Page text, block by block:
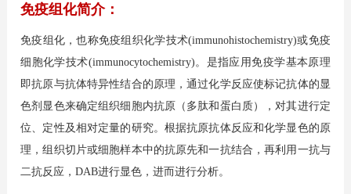
免疫组化简介：
免疫组化，也称免疫组织化学技术(immunohistochemistry)或免疫
细胞化学技术(immunocytochemistry)。是指应用免疫学基本原理
即抗原与抗体特异性结合的原理，通过化学反应使标记抗体的显
色剂显色来确定组织细胞内抗原（多肽和蛋白质），对其进行定
位、定性及相对定量的研究。根据抗原抗体反应和化学显色的原
理，组织切片或细胞样本中的抗原先和一抗结合，再利用一抗与
二抗反应，DAB进行显色，进而进行分析。